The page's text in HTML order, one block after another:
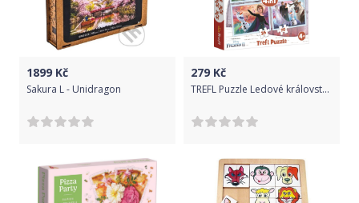
1899 Kč
Sakura L - Unidragon
279 Kč
TREFL Puzzle Ledové království 2, 4v1 (35,48,54,70 dílků)